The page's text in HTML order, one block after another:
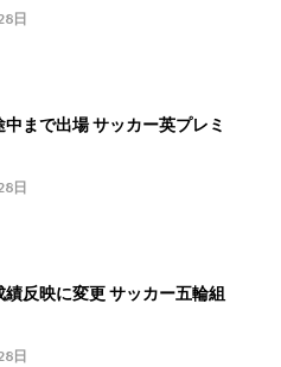
日
まで出場 サッカー英プレミ
日
績反映に変更 サッカー五輪組
日